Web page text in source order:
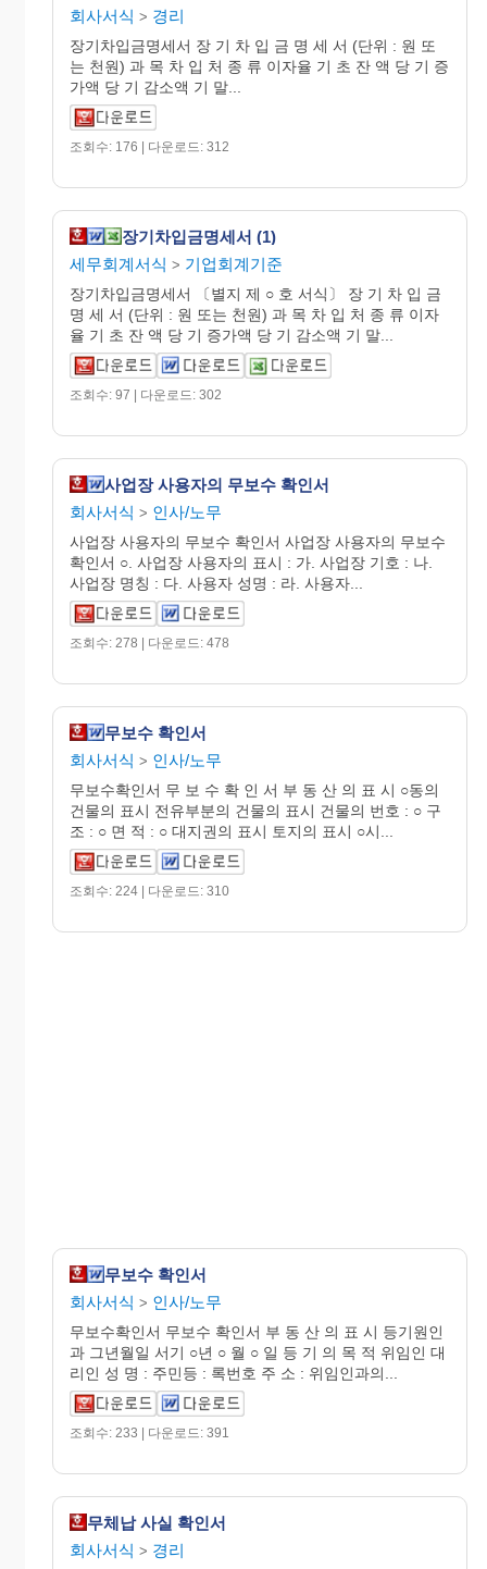
회사서식 > 경리
장기차입금명세서 장 기 차 입 금 명 세 서 (단위 : 원 또
는 천원) 과 목 차 입 처 종 류 이자율 기 초 잔 액 당 기 증
가액 당 기 감소액 기 말...
조회수: 176 | 다운로드: 312
장기차입금명세서 (1)
세무회계서식 > 기업회계기준
장기차입금명세서 〔별지 제 ○ 호 서식〕 장 기 차 입 금
명 세 서 (단위 : 원 또는 천원) 과 목 차 입 처 종 류 이자
율 기 초 잔 액 당 기 증가액 당 기 감소액 기 말...
조회수: 97 | 다운로드: 302
사업장 사용자의 무보수 확인서
회사서식 > 인사/노무
사업장 사용자의 무보수 확인서 사업장 사용자의 무보수
확인서 ○. 사업장 사용자의 표시 : 가. 사업장 기호 : 나.
사업장 명칭 : 다. 사용자 성명 : 라. 사용자...
조회수: 278 | 다운로드: 478
무보수 확인서
회사서식 > 인사/노무
무보수확인서 무 보 수 확 인 서 부 동 산 의 표 시 ○동의
건물의 표시 전유부분의 건물의 표시 건물의 번호 : ○ 구
조 : ○ 면 적 : ○ 대지권의 표시 토지의 표시 ○시...
조회수: 224 | 다운로드: 310
무보수 확인서
회사서식 > 인사/노무
무보수확인서 무보수 확인서 부 동 산 의 표 시 등기원인
과 그년월일 서기 ○년 ○ 월 ○ 일 등 기 의 목 적 위임인 대
리인 성 명 : 주민등 : 록번호 주 소 : 위임인과의...
조회수: 233 | 다운로드: 391
무체납 사실 확인서
회사서식 > 경리